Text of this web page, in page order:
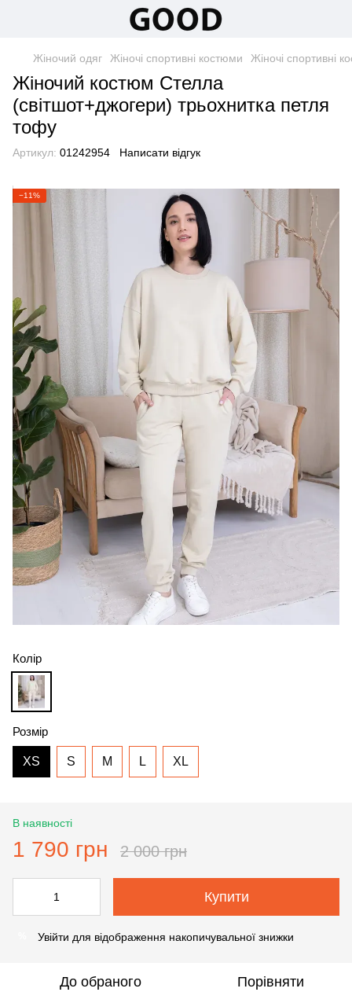
Жіночий одяг Жіночі спортивні костюми Жіночі спортивні
Жіночий костюм Стелла
(світшот+джогери) трьохнитка петля
тофу
Артикул: 01242954 Написати відгук
−11%
Колір
Розмір
XS S M L XL
В наявності
1 790 грн 2 000 грн
Купити
Увійти для відображення накопичувальної знижки
До обраного Порівняти